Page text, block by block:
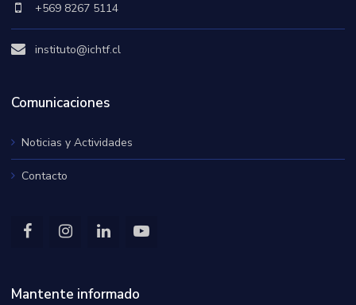
+569 8267 5114
instituto@ichtf.cl
Comunicaciones
Noticias y Actividades
Contacto
Mantente informado